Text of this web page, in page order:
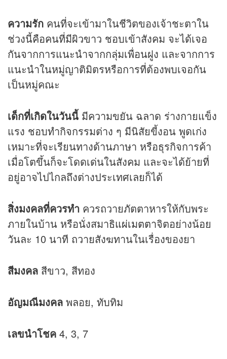
ความรัก คนที่จะเข้ามาในชีวิตของเจ้าชะตาใน
ช่วงนี้คือคนที่มีผิวขาว ชอบเข้าสังคม จะได้เจอ
กันจากการแนะนำจากกลุ่มเพื่อนฝูง และจากการ
แนะนำในหมู่ญาติมิตรหรือการที่ต้องพบเจอกัน
เป็นหมู่คณะ
เด็กที่เกิดในวันนี้ มีความขยัน ฉลาด ร่างกายแข็ง
แรง ชอบทำกิจกรรมต่าง ๆ มีนิสัยขี้งอน พูดเก่ง
เหมาะที่จะเรียนทางด้านภาษา หรือธุรกิจการค้า
เมื่อโตขึ้นก็จะโดดเด่นในสังคม และจะได้ย้ายที่
อยู่อาจไปไกลถึงต่างประเทศเลยก็ได้
สิ่งมงคลที่ควรทำ ควรถวายภัตตาหารให้กับพระ
ภายในบ้าน หรือนั่งสมาธิแผ่เมตตาจิตอย่างน้อย
วันละ 10 นาที ถวายสังฆทานในเรื่องของยา
สีมงคล สีขาว, สีทอง
อัญมณีมงคล พลอย, ทับทิม
เลขนำโชค 4, 3, 7